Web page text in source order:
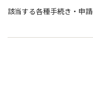
該当する各種手続き・申